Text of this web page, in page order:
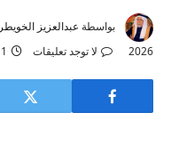
بواسطة عبدالعزيز الخويطر
2026
لا توجد تعليقات 1 دقائق